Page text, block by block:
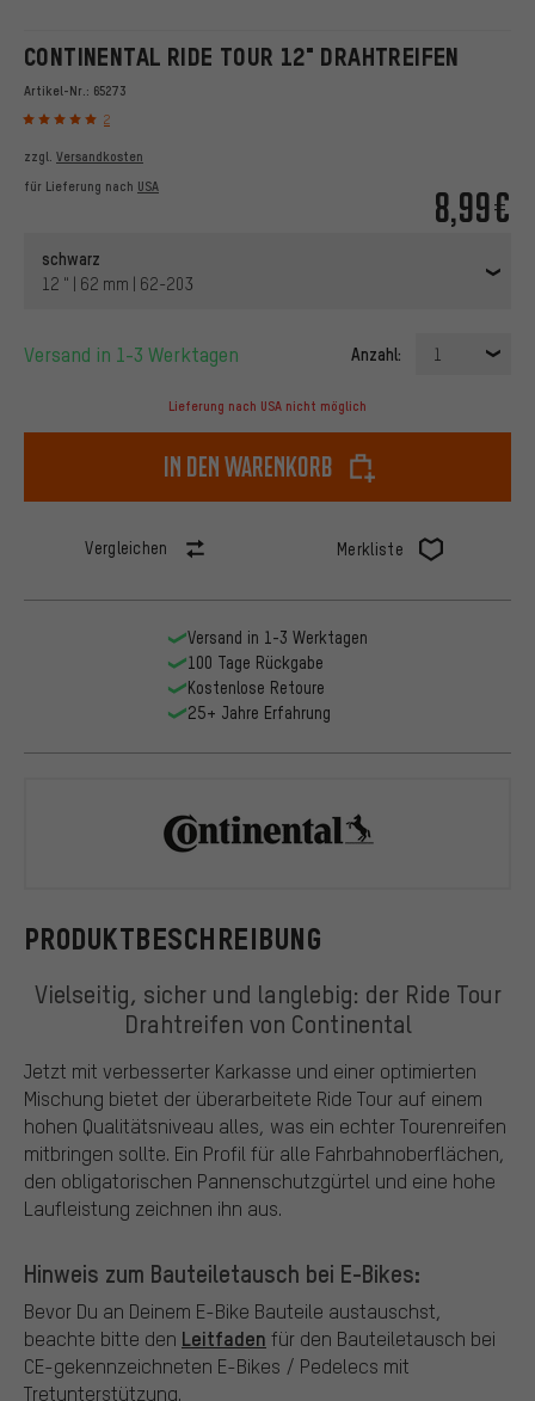
CONTINENTAL RIDE TOUR 12" DRAHTREIFEN
Artikel-Nr.: 65273
2
8,99€
zzgl. Versandkosten
für Lieferung nach USA
schwarz
12 " | 62 mm | 62-203
Versand in 1-3 Werktagen Anzahl: 1
Lieferung nach USA nicht möglich
In den Warenkorb
Vergleichen Merkliste
PRODUKTBESCHREIBUNG
Vielseitig, sicher und langlebig: der Ride Tour
Drahtreifen von Continental
Jetzt mit verbesserter Karkasse und einer optimierten
Mischung bietet der überarbeitete Ride Tour auf einem
hohen Qualitätsniveau alles, was ein echter Tourenreifen
mitbringen sollte. Ein Profil für alle Fahrbahnoberflächen,
den obligatorischen Pannenschutzgürtel und eine hohe
Laufleistung zeichnen ihn aus.
Hinweis zum Bauteiletausch bei E-Bikes:
Bevor Du an Deinem E-Bike Bauteile austauschst,
beachte bitte den Leitfaden für den Bauteiletausch bei
CE-gekennzeichneten E-Bikes / Pedelecs mit
Tretunterstützung.
Versand in 1-3 Werktagen
100 Tage Rückgabe
Kostenlose Retoure
25+ Jahre Erfahrung